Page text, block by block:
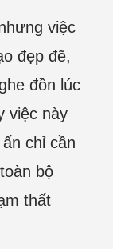
việc
đẹp đẽ,
đồn lúc
việc này
chỉ cần
bộ
thất